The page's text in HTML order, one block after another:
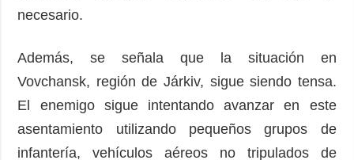
necesario.
Además, se señala que la situación en
Vovchansk, región de Járkiv, sigue siendo tensa.
El enemigo sigue intentando avanzar en este
asentamiento utilizando pequeños grupos de
infantería, vehículos aéreos no tripulados de